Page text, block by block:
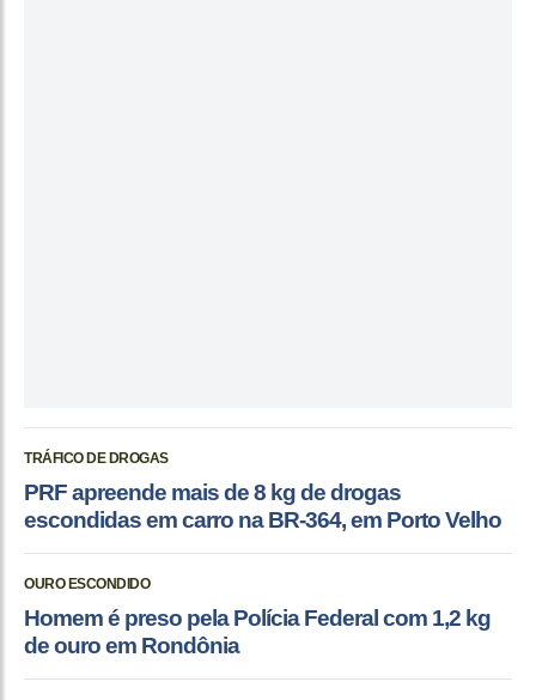
TRÁFICO DE DROGAS
PRF apreende mais de 8 kg de drogas
escondidas em carro na BR-364, em Porto Velho
OURO ESCONDIDO
Homem é preso pela Polícia Federal com 1,2 kg
de ouro em Rondônia